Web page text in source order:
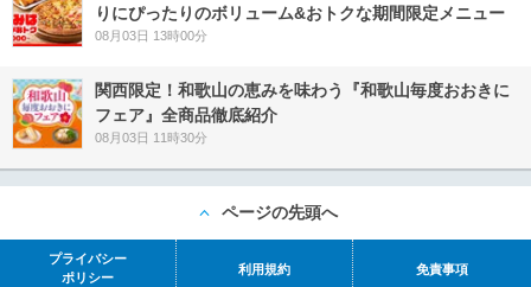
りにぴったりのボリューム&おトクな期間限定メニュー
08月03日 13時00分
関西限定！和歌山の恵みを味わう『和歌山毎度おおきに
フェア』全商品徹底紹介
08月03日 11時30分
ページの先頭へ
プライバシー
ポリシー
利用規約 免責事項